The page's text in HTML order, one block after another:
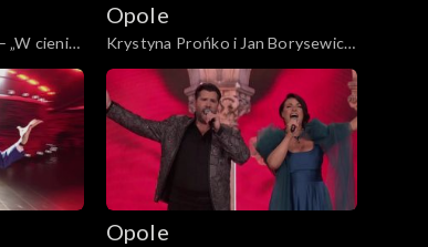
„W cieniu
„Małe
Opole
Krystyna Prońko i Jan Borysewicz
– „W jakim obcym domu”. 62. KFPP:
„Małe tęsknoty – koncert pamięci
Wojciecha Trzcińskiego”
Opole